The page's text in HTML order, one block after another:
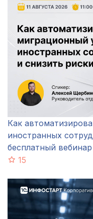
Как
иностранных
бесплатный вебинар
15